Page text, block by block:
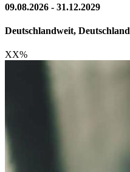
09.08.2026 - 31.12.2029
Deutschlandweit, Deutschland
XX%